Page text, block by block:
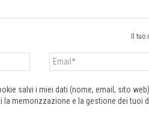
Il tuo
salvi i miei dati (nome, email, sito
memorizzazione e la gestione dei tuoi